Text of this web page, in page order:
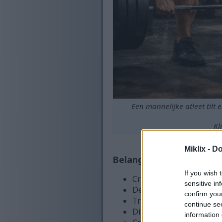
Miklix -
If you wish
sensitive
confirm
continue
information
Een mannelijke atleet tilt
Belangrijkste punten
CrossFit combineert
De
Training met hoge
Dit fitnessprogramma